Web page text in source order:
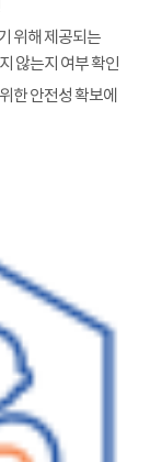
위해 제공되는
않는지 여부 확인
한 안전성 확보에